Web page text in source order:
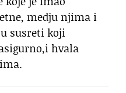
medju njima i
susreti koji
hvala